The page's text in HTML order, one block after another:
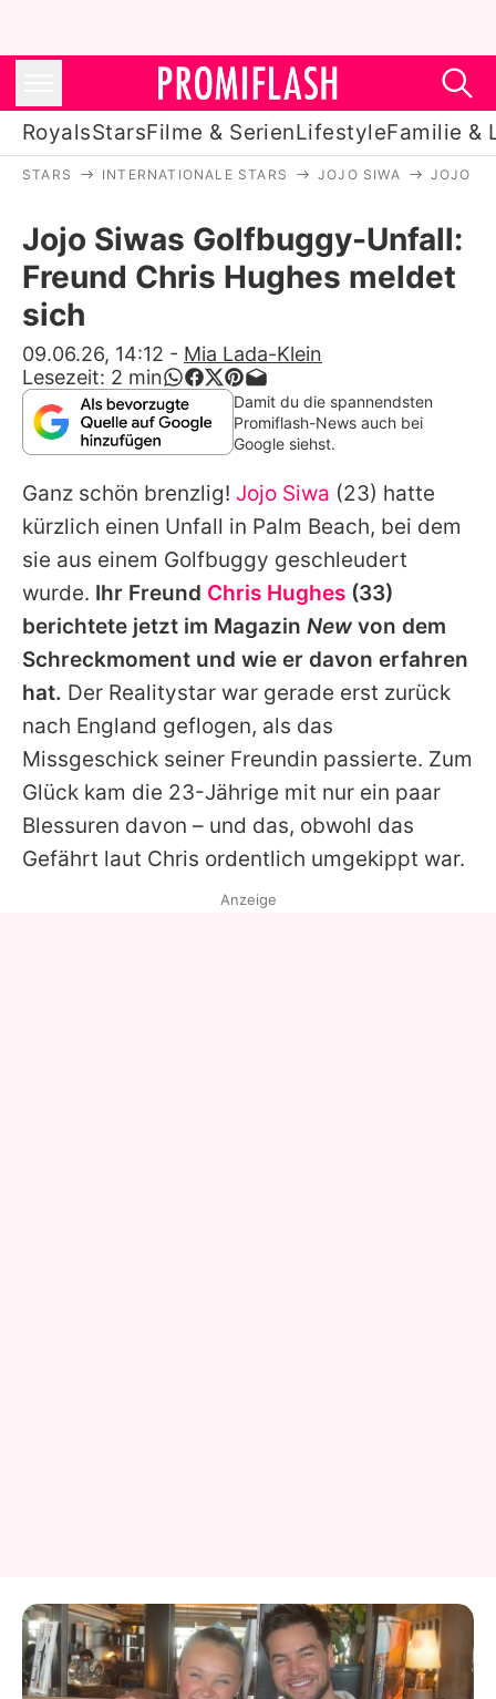
RoyalsStarsFilme & SerienLifestyleFamilie &
Stars
Filme & Serien
Lifestyle
Familie & Liebe
Promiflash Exklusiv
Alle Themen auf Promiflash
Jobs
App runterladen
Team
Redaktionelle Richtlinien
Impressum
Datenschutzerklärung
Nutzungsbedingungen
Utiq verwalten
STARS INTERNATIONALE STARS JOJO SIWA JOJO
Jojo Siwas Golfbuggy-Unfall:
Freund Chris Hughes meldet
sich
09.06.26, 14:12 - Mia Lada-Klein
Lesezeit: 2 min
Damit du die spannendsten
Promiflash-News auch bei
Google siehst.
Ganz schön brenzlig! Jojo Siwa (23) hatte
kürzlich einen Unfall in Palm Beach, bei dem
sie aus einem Golfbuggy geschleudert
wurde. Ihr Freund Chris Hughes (33)
berichtete jetzt im Magazin New von dem
Schreckmoment und wie er davon erfahren
hat. Der Realitystar war gerade erst zurück
nach England geflogen, als das
Missgeschick seiner Freundin passierte. Zum
Glück kam die 23-Jährige mit nur ein paar
Blessuren davon – und das, obwohl das
Gefährt laut Chris ordentlich umgekippt war.
Anzeige